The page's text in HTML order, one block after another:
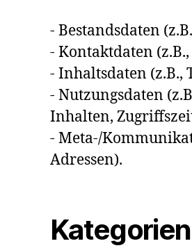
- Bestandsdaten
- Kontaktdaten
- Inhaltsdaten (z.B.,
- Nutzungsdaten
Inhalten,
- Meta-/
Adressen).